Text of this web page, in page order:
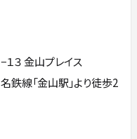
３ 金山プレイス
鉄線「金山駅」より徒歩2